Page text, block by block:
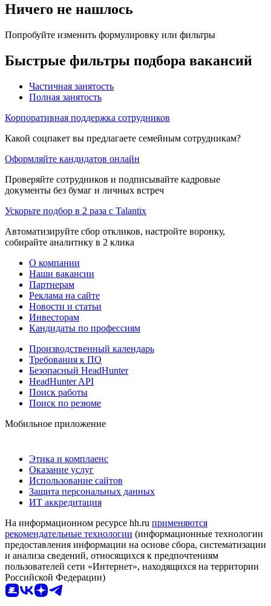
Ничего не нашлось
Попробуйте изменить формулировку или фильтры
Быстрые фильтры подбора вакансий
Частичная занятость
Полная занятость
Корпоративная поддержка сотрудников
Какой соцпакет вы предлагаете семейным сотрудникам?
Оформляйте кандидатов онлайн
Проверяйте сотрудников и подписывайте кадровые
документы без бумаг и личных встреч
Ускорьте подбор в 2 раза с Talantix
Автоматизируйте сбор откликов, настройте воронку,
собирайте аналитику в 2 клика
О компании
Наши вакансии
Партнерам
Реклама на сайте
Новости и статьи
Инвесторам
Кандидаты по профессиям
Производственный календарь
Требования к ПО
Безопасный HeadHunter
HeadHunter API
Поиск работы
Поиск по резюме
Мобильное приложение
Этика и комплаенс
Оказание услуг
Использование сайтов
Защита персональных данных
ИТ аккредитация
На информационном ресурсе hh.ru применяются
рекомендательные технологии (информационные технологии
предоставления информации на основе сбора, систематизации
и анализа сведений, относящихся к предпочтениям
пользователей сети «Интернет», находящихся на территории
Российской Федерации)